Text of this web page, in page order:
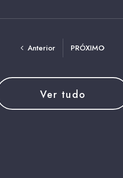
Anterior PRÓXIMO
Ver tudo